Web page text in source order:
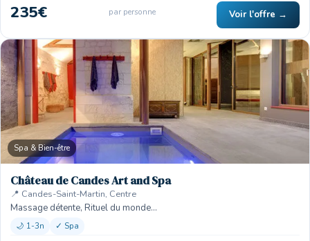
235€ par personne Voir l'offre →
Spa & Bien-être
Château de Candes Art and Spa
📍 Candes-Saint-Martin, Centre
Massage détente, Rituel du monde…
🌙 1-3n ✓ Spa